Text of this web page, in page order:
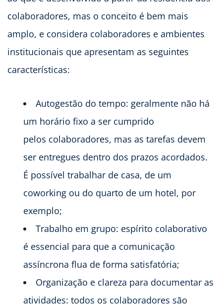
colaboradores, mas o conceito é bem mais
amplo, e considera colaboradores e ambientes
institucionais que apresentam as seguintes
características:
Autogestão do tempo: geralmente não há
um horário fixo a ser cumprido
pelos colaboradores, mas as tarefas devem
ser entregues dentro dos prazos acordados.
É possível trabalhar de casa, de um
coworking ou do quarto de um hotel, por
exemplo;
Trabalho em grupo: espírito colaborativo
é essencial para que a comunicação
assíncrona flua de forma satisfatória;
Organização e clareza para documentar as
atividades: todos os colaboradores são